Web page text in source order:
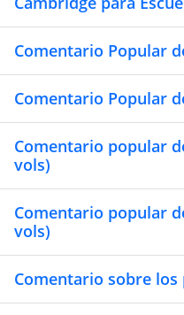
Comentario Popular
Comentario Popular
Comentario popular
vols)
Comentario popular
vols)
Comentario sobre los